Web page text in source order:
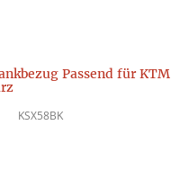
Passend für KTM
KSX58BK